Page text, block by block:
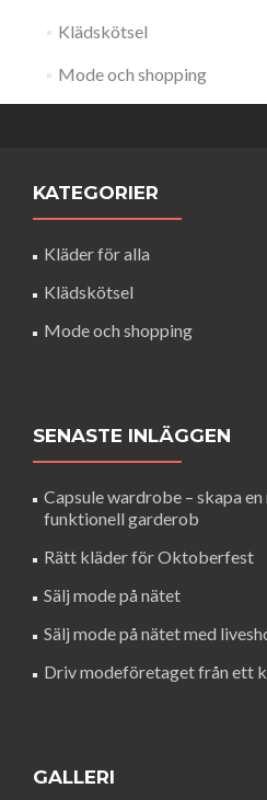
Klädskötsel
Mode och shopping
KATEGORIER
Kläder för alla
Klädskötsel
Mode och shopping
SENASTE INLÄGGEN
Capsule wardrobe – skapa
funktionell garderob
Rätt kläder för Oktoberfest
Sälj mode på nätet
Sälj mode på nätet med
Driv modeföretaget från ett
GALLERI